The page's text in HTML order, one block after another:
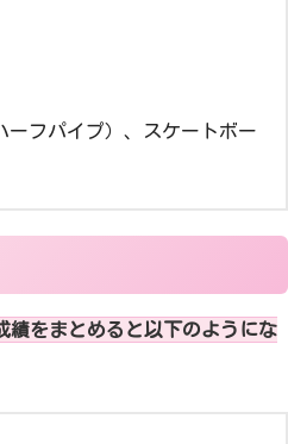
ーフパイプ）、スケートボー
績をまとめると以下のようにな